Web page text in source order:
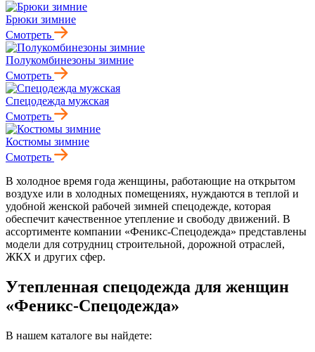
Брюки зимние
Смотреть
Полукомбинезоны зимние
Смотреть
Спецодежда мужская
Смотреть
Костюмы зимние
Смотреть
В холодное время года женщины, работающие на открытом
воздухе или в холодных помещениях, нуждаются в теплой и
удобной женской рабочей зимней спецодежде, которая
обеспечит качественное утепление и свободу движений. В
ассортименте компании «Феникс-Спецодежда» представлены
модели для сотрудниц строительной, дорожной отраслей,
ЖКХ и других сфер.
Утепленная спецодежда для женщин
«Феникс-Спецодежда»
В нашем каталоге вы найдете: